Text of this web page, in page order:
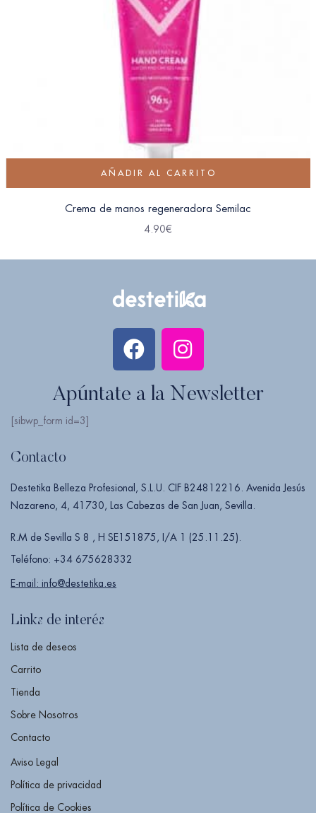
AÑADIR AL CARRITO
Crema de manos regeneradora Semilac
4.90€
Apúntate a la Newsletter
[sibwp_form id=3]
Contacto
Destetika Belleza Profesional, S.L.U. CIF B24812216. Avenida Jesús
Nazareno, 4, 41730, Las Cabezas de San Juan, Sevilla.
R.M de Sevilla S 8 , H SE151875, I/A 1 (25.11.25).
Teléfono: +34 675628332
E-mail: info@destetika.es
Links de interés
Lista de deseos
Carrito
Tienda
Sobre Nosotros
Contacto
Aviso Legal
Política de privacidad
Política de Cookies